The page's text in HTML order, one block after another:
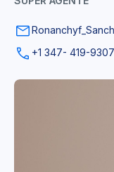
+1 347- 419-9307